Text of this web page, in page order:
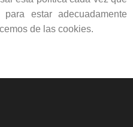
estar adecuadamente
de las cookies.